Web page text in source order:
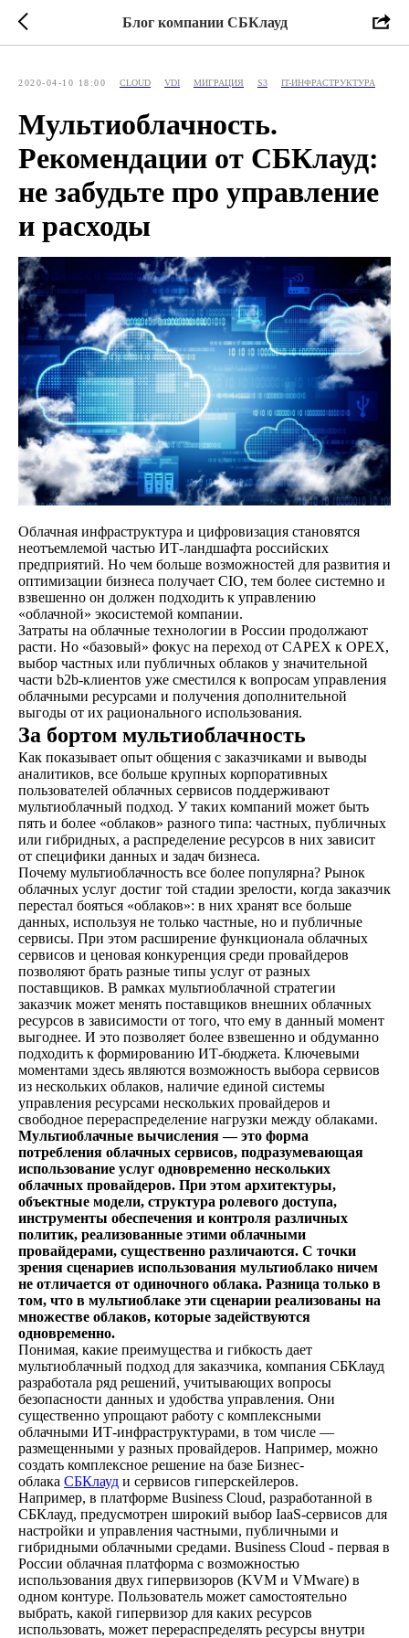
Блог компании СБКлауд
2020-04-10 18:00 CLOUD VDI МИГРАЦИЯ S3 IT-ИНФРАСТРУКТУРА
Мультиоблачность.
Рекомендации от СБКлауд:
не забудьте про управление
и расходы
Облачная инфраструктура и цифровизация становятся
неотъемлемой частью ИТ-ландшафта российских
предприятий. Но чем больше возможностей для развития и
оптимизации бизнеса получает CIO, тем более системно и
взвешенно он должен подходить к управлению
«облачной» экосистемой компании.
Затраты на облачные технологии в России продолжают
расти. Но «базовый» фокус на переход от CAPEX к OPEX,
выбор частных или публичных облаков у значительной
части b2b-клиентов уже сместился к вопросам управления
облачными ресурсами и получения дополнительной
выгоды от их рационального использования.
За бортом мультиоблачность
Как показывает опыт общения с заказчиками и выводы
аналитиков, все больше крупных корпоративных
пользователей облачных сервисов поддерживают
мультиоблачный подход. У таких компаний может быть
пять и более «облаков» разного типа: частных, публичных
или гибридных, а распределение ресурсов в них зависит
от специфики данных и задач бизнеса.
Почему мультиоблачность все более популярна? Рынок
облачных услуг достиг той стадии зрелости, когда заказчик
перестал бояться «облаков»: в них хранят все больше
данных, используя не только частные, но и публичные
сервисы. При этом расширение функционала облачных
сервисов и ценовая конкуренция среди провайдеров
позволяют брать разные типы услуг от разных
поставщиков. В рамках мультиоблачной стратегии
заказчик может менять поставщиков внешних облачных
ресурсов в зависимости от того, что ему в данный момент
выгоднее. И это позволяет более взвешенно и обдуманно
подходить к формированию ИТ-бюджета. Ключевыми
моментами здесь являются возможность выбора сервисов
из нескольких облаков, наличие единой системы
управления ресурсами нескольких провайдеров и
свободное перераспределение нагрузки между облаками.
Мультиоблачные вычисления — это форма
потребления облачных сервисов, подразумевающая
использование услуг одновременно нескольких
облачных провайдеров. При этом архитектуры,
объектные модели, структура ролевого доступа,
инструменты обеспечения и контроля различных
политик, реализованные этими облачными
провайдерами, существенно различаются. С точки
зрения сценариев использования мультиоблако ничем
не отличается от одиночного облака. Разница только в
том, что в мультиоблаке эти сценарии реализованы на
множестве облаков, которые задействуются
одновременно.
Понимая, какие преимущества и гибкость дает
мультиоблачный подход для заказчика, компания СБКлауд
разработала ряд решений, учитывающих вопросы
безопасности данных и удобства управления. Они
существенно упрощают работу с комплексными
облачными ИТ-инфраструктурами, в том числе —
размещенными у разных провайдеров. Например, можно
создать комплексное решение на базе Бизнес-
облака СБКлауд и сервисов гиперскейлеров.
Например, в платформе Business Cloud, разработанной в
СБКлауд, предусмотрен широкий выбор IaaS-сервисов для
настройки и управления частными, публичными и
гибридными облачными средами. Business Cloud - первая в
России облачная платформа с возможностью
использования двух гипервизоров (KVM и VMware) в
одном контуре. Пользователь может самостоятельно
выбрать, какой гипервизор для каких ресурсов
использовать, может перераспределять ресурсы внутри